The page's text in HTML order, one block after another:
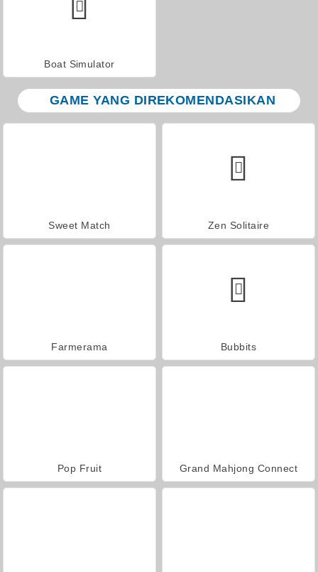
Boat Simulator
GAME YANG DIREKOMENDASIKAN
Sweet Match Zen Solitaire
Farmerama Bubbits
Pop Fruit Grand Mahjong Connect